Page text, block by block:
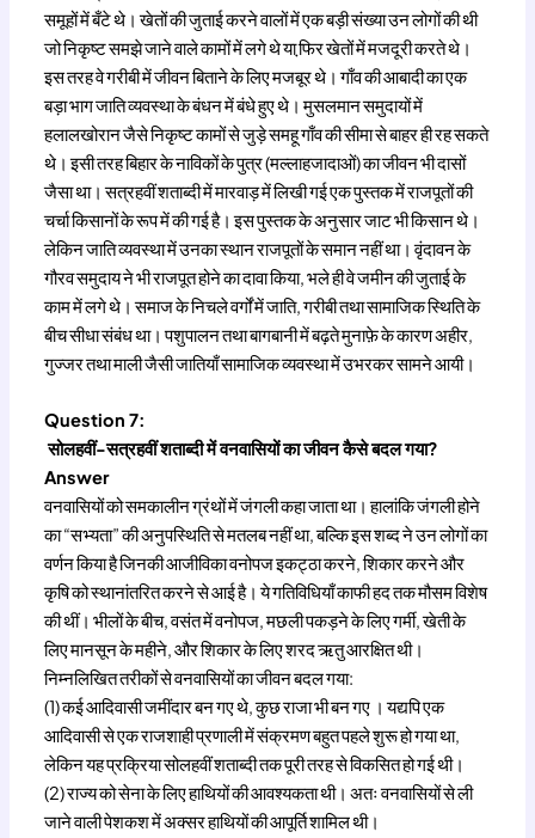
समूहों में बँटे थे। खेतों की जुताई करने वालों में एक बड़ी संख्या उन लोगों की थी
जो निकृष्ट समझे जाने वाले कामों में लगे थे या फि़र खेतों में मजदूरी करते थे।
इस तरह वे गरीबी में जीवन बिताने के लिए मजबूर थे। गाँव की आबादी का एक
बड़ा भाग जाति व्यवस्था के बंधन में बंधे हुए थे। मुसलमान समुदायों में
हलालखोरान जैसे निकृष्ट कामों से जुड़े समहू गाँव की सीमा से बाहर ही रह सकते
थे। इसी तरह बिहार के नाविकों के पुत्र (मल्लाहजादाओं) का जीवन भी दासों
जैसा था। सत्रहवीं शताब्दी में मारवाड़ में लिखी गई एक पुस्तक में राजपूतों की
चर्चा किसानों के रूप में की गई है। इस पुस्तक के अनुसार जाट भी किसान थे।
लेकिन जाति व्यवस्था में उनका स्थान राजपूतों के समान नहीं था। वृंदावन के
गौरव समुदाय ने भी राजपूत होने का दावा किया, भले ही वे जमीन की जुताई के
काम में लगे थे। समाज के निचले वर्गों में जाति, गरीबी तथा सामाजिक स्थिति के
बीच सीधा संबंध था। पशुपालन तथा बागबानी में बढ़ते मुनाफ़े के कारण अहीर,
गुज्जर तथा माली जैसी जातियाँ सामाजिक व्यवस्था में उभरकर सामने आयी।
Question 7:
सोलहवीं-सत्रहवीं शताब्दी में वनवासियों का जीवन कैसे बदल गया?
Answer
वनवासियों को समकालीन ग्रंथों में जंगली कहा जाता था। हालांकि जंगली होने
का “सभ्यता” की अनुपस्थिति से मतलब नहीं था, बल्कि इस शब्द ने उन लोगों का
वर्णन किया है जिनकी आजीविका वनोपज इकट्ठा करने, शिकार करने और
कृषि को स्थानांतरित करने से आई है। ये गतिविधियाँ काफी हद तक मौसम विशेष
की थीं। भीलों के बीच, वसंत में वनोपज, मछली पकड़ने के लिए गर्मी, खेती के
लिए मानसून के महीने, और शिकार के लिए शरद ऋतु आरक्षित थी।
निम्नलिखित तरीकों से वनवासियों का जीवन बदल गया:
(1) कई आदिवासी जमींदार बन गए थे, कुछ राजा भी बन गए । यद्यपि एक
आदिवासी से एक राजशाही प्रणाली में संक्रमण बहुत पहले शुरू हो गया था,
लेकिन यह प्रक्रिया सोलहवीं शताब्दी तक पूरी तरह से विकसित हो गई थी।
(2) राज्य को सेना के लिए हाथियों की आवश्यकता थी। अतः वनवासियों से ली
जाने वाली पेशकश में अक्सर हाथियों की आपूर्ति शामिल थी।